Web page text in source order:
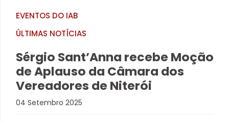
EVENTOS DO IAB
ÚLTIMAS NOTÍCIAS
Sérgio Sant’Anna recebe Moção
de Aplauso da Câmara dos
Vereadores de Niterói
04 Setembro 2025